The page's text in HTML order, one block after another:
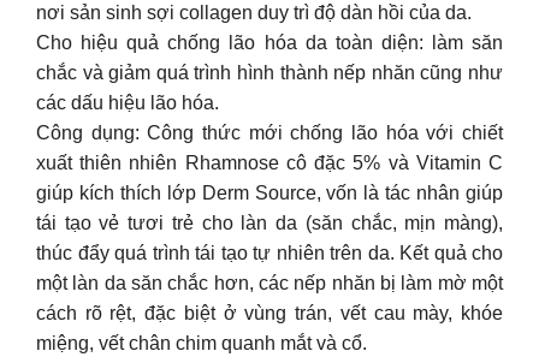
nơi sản sinh sợi collagen duy trì độ dàn hồi của da.
Cho hiệu quả chống lão hóa da toàn diện: làm săn
chắc và giảm quá trình hình thành nếp nhăn cũng như
các dấu hiệu lão hóa.
Công dụng: Công thức mới chống lão hóa với chiết
xuất thiên nhiên Rhamnose cô đặc 5% và Vitamin C
giúp kích thích lớp Derm Source, vốn là tác nhân giúp
tái tạo vẻ tươi trẻ cho làn da (săn chắc, mịn màng),
thúc đẩy quá trình tái tạo tự nhiên trên da. Kết quả cho
một làn da săn chắc hơn, các nếp nhăn bị làm mờ một
cách rõ rệt, đặc biệt ở vùng trán, vết cau mày, khóe
miệng, vết chân chim quanh mắt và cổ.